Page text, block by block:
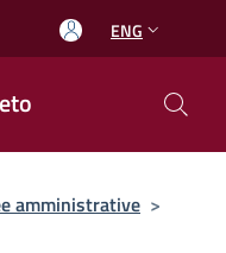
ENG
amministrative >